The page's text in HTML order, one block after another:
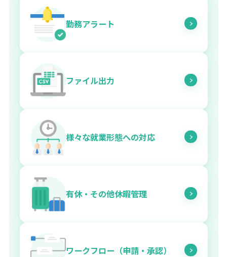
勤務アラート
ファイル出力
様々な就業形態への対応
有休・その他休暇管理
ワークフロー（申請・承認）